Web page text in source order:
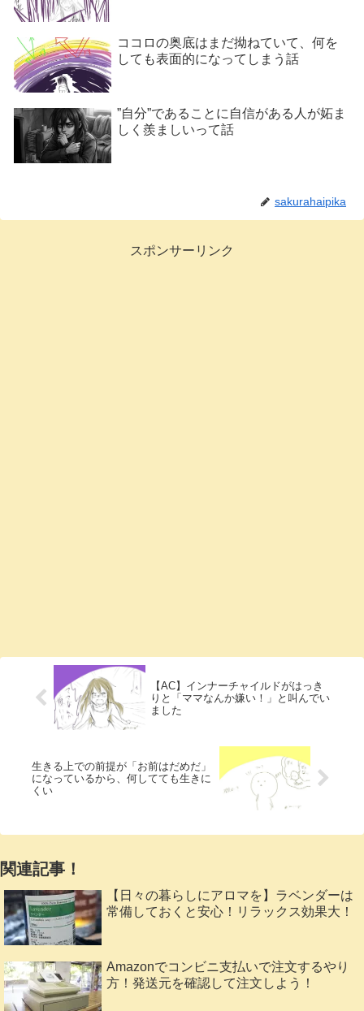
ココロの奥底はまだ拗ねていて、何を
しても表面的になってしまう話
”自分”であることに自信がある人が妬ま
しく羨ましいって話
sakurahaipika
スポンサーリンク
【AC】インナーチャイルドがはっき
りと「ママなんか嫌い！」と叫んでい
ました
生きる上での前提が「お前はだめだ」
になっているから、何してても生きに
くい
関連記事！
【日々の暮らしにアロマを】ラベンダーは
常備しておくと安心！リラックス効果大！
Amazonでコンビニ支払いで注文するやり
方！発送元を確認して注文しよう！